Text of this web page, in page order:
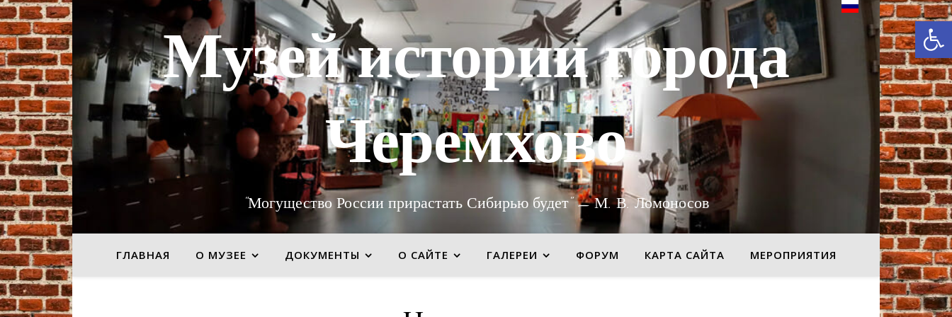
Музей истории города
Черемхово
"Могущество России прирастать Сибирью будет" — М. В. Ломоносов
ГЛАВНАЯ О МУЗЕЕ ДОКУМЕНТЫ О САЙТЕ ГАЛЕРЕИ ФОРУМ КАРТА САЙТА МЕРОПРИЯТИЯ